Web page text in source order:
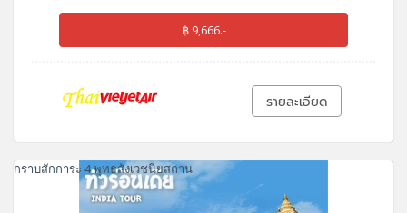
฿ 9,666.-
รายละเอียด
กราบสักการะ 4 พุทธสังเวชนียสถาน